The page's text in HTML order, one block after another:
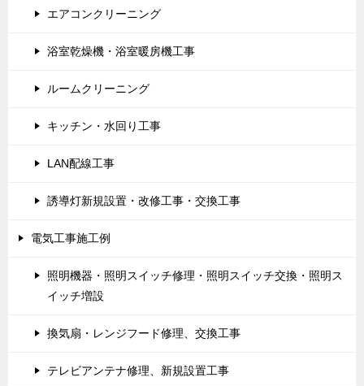
エアコンクリーニング
浴室乾燥機・浴室暖房機工事
ルームクリーニング
キッチン・水回り工事
LAN配線工事
誘導灯新規設置・改修工事・交換工事
電気工事施工例
照明機器・照明スイッチ修理・照明スイッチ交換・照明ス
イッチ増設
換気扇・レンジフード修理、交換工事
テレビアンテナ修理、新規設置工事